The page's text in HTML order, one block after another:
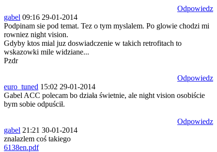
Odpowiedz
gabel 09:16 29-01-2014
Podpinam sie pod temat. Tez o tym myslalem. Po glowie chodzi mi
rowniez night vision.
Gdyby ktos mial juz doswiadczenie w takich retrofitach to
wskazowki mile widziane...
Pzdr
Odpowiedz
euro_tuned 15:02 29-01-2014
Gabel ACC polecam bo działa świetnie, ale night vision osobiście
bym sobie odpuścił.
Odpowiedz
gabel 21:21 30-01-2014
znalazlem coś takiego
6138en.pdf